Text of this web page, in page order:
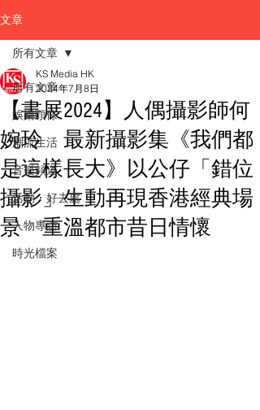
文章
所有文章
娛樂頭條
潮流生活
音樂頻道
活動・好去處
人物專訪
時光檔案
所有文章
【書展2024】人偶攝影師何
婉玲 最新攝影集《我們都
是這樣長大》以公仔「錯位
攝影」生動再現香港經典場
景 重溫都市昔日情懷
KS Media HK
2024年7月8日